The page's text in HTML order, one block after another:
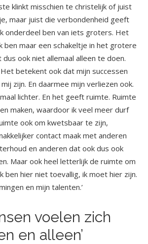
klinkt misschien te christelijk of juist
maar juist die verbondenheid geeft
onderdeel ben van iets groters. Het
ben maar een schakeltje in het grotere
ook niet allemaal alleen te doen.
betekent ook dat mijn successen
zijn. En daarmee mijn verliezen ook.
lichter. En het geeft ruimte. Ruimte
maken, waardoor ik veel meer durf
ook om kwetsbaar te zijn,
contact maak met anderen
en anderen dat ook dus ook
Maar ook heel letterlijk de ruimte om
ben hier niet toevallig, ik moet hier zijn.
en mijn talenten.’
voelen zich
en alleen’